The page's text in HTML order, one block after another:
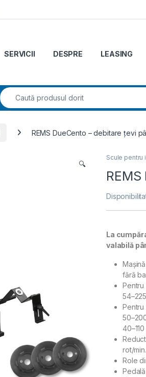
SERVICII DESPRE LEASING
Search for:
REMS DueCento – debitare ţevi
🔍
Scule pentru
La
valabilă
fără
Pentru
40–110
rot/min.
Role